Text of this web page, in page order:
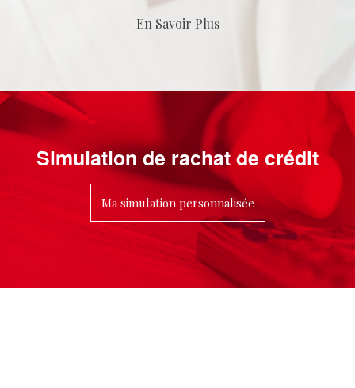
En Savoir Plus
Simulation de rachat de crédit
Ma simulation personnalisée